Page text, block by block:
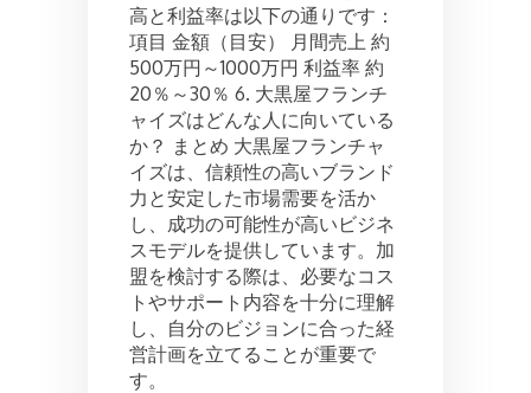
高と利益率は以下の通りです：
項目 金額（目安） 月間売上 約
500万円～1000万円 利益率 約
20％～30％ 6. 大黒屋フランチ
ャイズはどんな人に向いている
か？ まとめ 大黒屋フランチャ
イズは、信頼性の高いブランド
力と安定した市場需要を活か
し、成功の可能性が高いビジネ
スモデルを提供しています。加
盟を検討する際は、必要なコス
トやサポート内容を十分に理解
し、自分のビジョンに合った経
営計画を立てることが重要で
す。